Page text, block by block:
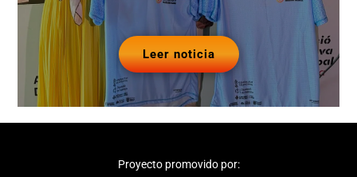
Leer noticia
Proyecto promovido por: